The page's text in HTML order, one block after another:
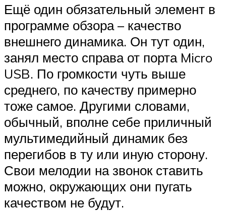
Ещё один обязательный элемент в
программе обзора – качество
внешнего динамика. Он тут один,
занял место справа от порта Micro
USB. По громкости чуть выше
среднего, по качеству примерно
тоже самое. Другими словами,
обычный, вполне себе приличный
мультимедийный динамик без
перегибов в ту или иную сторону.
Свои мелодии на звонок ставить
можно, окружающих они пугать
качеством не будут.